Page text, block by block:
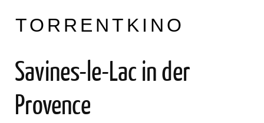
TORRENTKINO
Savines-le-Lac in der
Provence